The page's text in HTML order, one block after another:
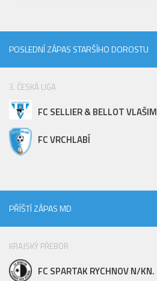
St. přípravka
Hráči
Rozpis zápasů
Realizační tým
Mladší přípravka
Zápasy
POSLEDNÍ ZÁPAS STARŠÍHO DOROSTU
3. ČESKÁ LIGA
FC SELLIER & BELLOT VLAŠIM
FC VRCHLABÍ
PŘÍŠTÍ ZÁPAS MD
KRAJSKÝ PŘEBOR
FC SPARTAK RYCHNOV N/KN.